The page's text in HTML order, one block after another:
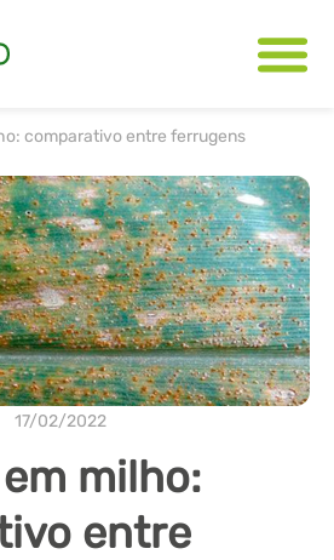
comparativo entre ferrugens
17/02/2022
milho:
entre